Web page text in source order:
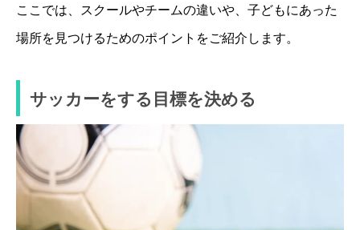
ここでは、スクールやチームの違いや、子どもにあった
場所を見つけるためのポイントをご紹介します。
サッカーをする目標を決める